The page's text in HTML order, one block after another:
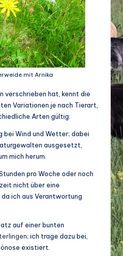
mit Arnika
verschrieben hat, kennt die
Variationen je nach Tierart,
Arten gültig:
bei Wind und Wetter; dabei
ausgesetzt,
mich herum.
pro Woche oder noch
nicht über eine
ich aus Verantwortung
auf einer bunten
; ich trage dazu bei,
existiert.